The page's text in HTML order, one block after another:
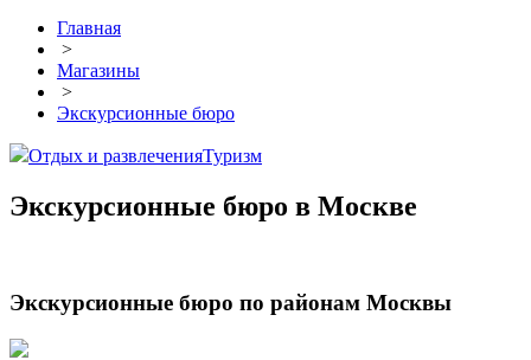
Главная
>
Магазины
>
Экскурсионные бюро
Отдых и развлеченияТуризм
Экскурсионные бюро в Москве
Экскурсионные бюро по районам Москвы